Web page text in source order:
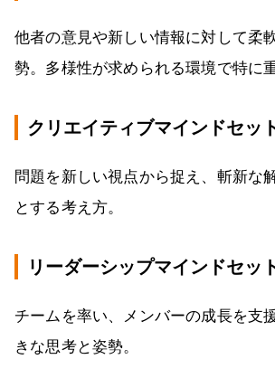
他者の意見や新しい情報に対して柔
勢。多様性が求められる環境で特に
クリエイティブマインドセッ
問題を新しい視点から捉え、斬新な
とする考え方。
リーダーシップマインドセッ
チームを率い、メンバーの成長を支
きな思考と姿勢。